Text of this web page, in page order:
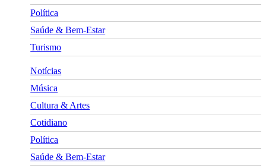
Política
Saúde & Bem-Estar
Turismo
Notícias
Música
Cultura & Artes
Cotidiano
Política
Saúde & Bem-Estar